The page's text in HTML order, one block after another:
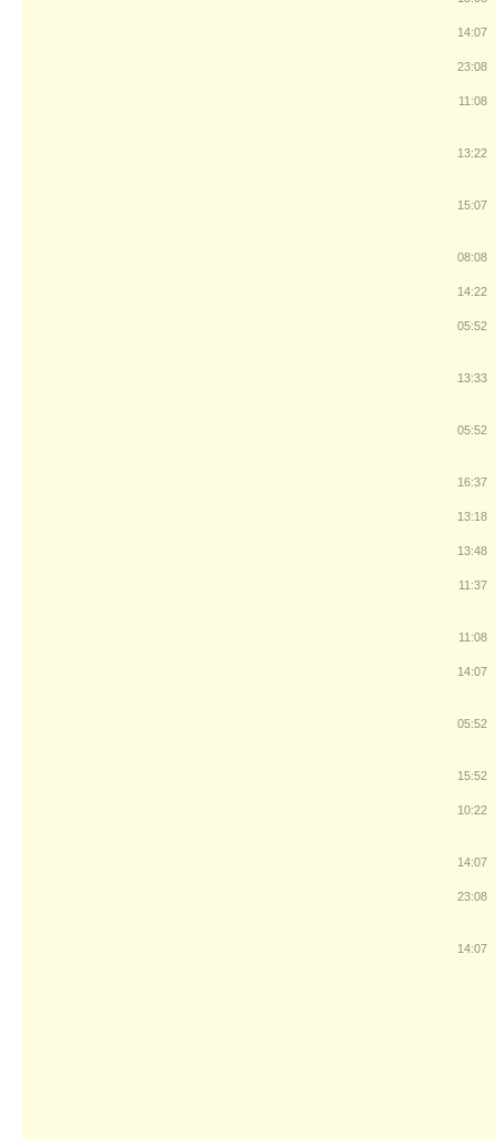
14:07
23:08
11:08
13:22
15:07
08:08
14:22
05:52
13:33
05:52
16:37
13:18
13:48
11:37
11:08
14:07
05:52
15:52
10:22
14:07
23:08
14:07